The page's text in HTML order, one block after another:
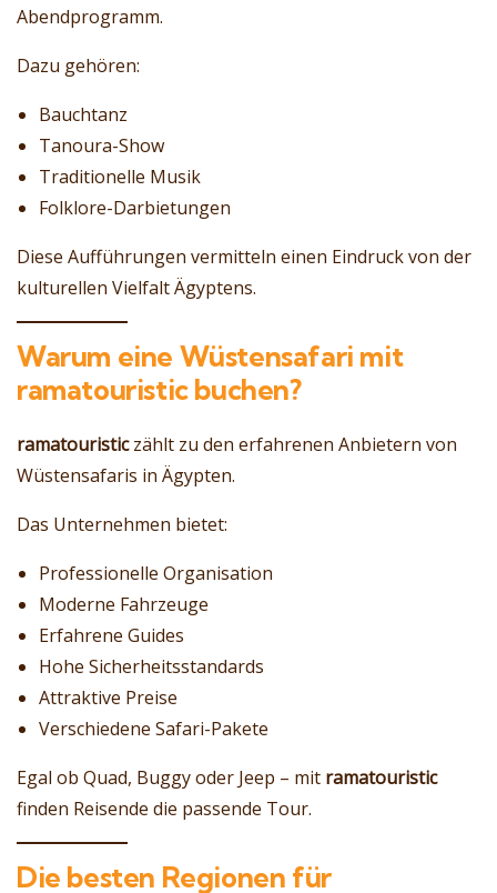
Abendprogramm.
Dazu gehören:
Bauchtanz
Tanoura-Show
Traditionelle Musik
Folklore-Darbietungen
Diese Aufführungen vermitteln einen Eindruck von der
kulturellen Vielfalt Ägyptens.
Warum eine Wüstensafari mit
ramatouristic buchen?
ramatouristiczählt zu den erfahrenen Anbietern von
Wüstensafaris in Ägypten.
Das Unternehmen bietet:
Professionelle Organisation
Moderne Fahrzeuge
Erfahrene Guides
Hohe Sicherheitsstandards
Attraktive Preise
Verschiedene Safari-Pakete
Egal ob Quad, Buggy oder Jeep – mit ramatouristic
finden Reisende die passende Tour.
Die besten Regionen für